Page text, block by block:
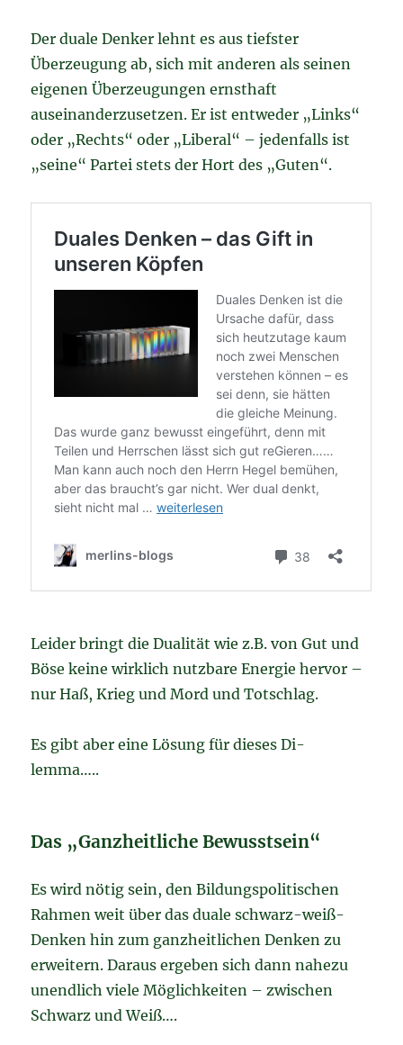
Der duale Denker lehnt es aus tiefster
Überzeugung ab, sich mit anderen als seinen
eigenen Überzeugungen ernsthaft
auseinanderzusetzen. Er ist entweder „Links“
oder „Rechts“ oder „Liberal“ – jedenfalls ist
„seine“ Partei stets der Hort des „Guten“.
Leider bringt die Dualität wie z.B. von Gut und
Böse keine wirklich nutzbare Energie hervor –
nur Haß, Krieg und Mord und Totschlag.
Es gibt aber eine Lösung für dieses Di-
lemma…..
Das „Ganzheitliche Bewusstsein“
Es wird nötig sein, den Bildungspolitischen
Rahmen weit über das duale schwarz-weiß-
Denken hin zum ganzheitlichen Denken zu
erweitern. Daraus ergeben sich dann nahezu
unendlich viele Möglichkeiten – zwischen
Schwarz und Weiß….